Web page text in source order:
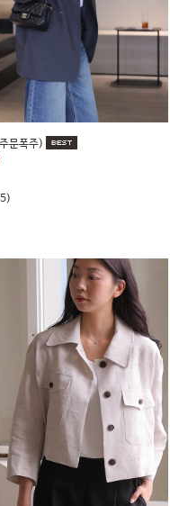
문폭주)